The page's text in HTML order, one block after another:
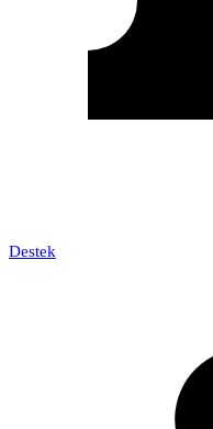
Destek